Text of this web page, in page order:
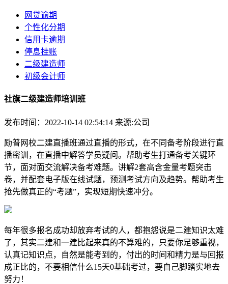
网贷逾期
个性化分期
信用卡逾期
停息挂账
二级建造师
初级会计师
社旗二级建造师培训班
发布时间：2022-10-14 02:54:14 来源:公司
励普网校二建直播班通过直播的形式，在不同备考阶段进行直
播密训，在直播中解答学员疑问。帮助考生打通备考关键环
节，面对面交流解决备考难题。讲解2套高含金量考题突击
卷，并配套电子版在线试题，预测考试方向及趋势。帮助考生
抢先做真正的“考题”，实现短期快速冲分。
每年很多报名成功却放弃考试的人，都抱怨说是二建知识太难
了，其实二建和一建比起来真的不算难的，只要你足够重视，
认真记知识点，自然是能考到的，付出的时间和精力是与回报
成正比的，不要相信什么15天0基础考过，要自己脚踏实地去
努力！